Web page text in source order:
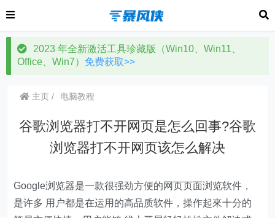
2023 年全新激活工具珍藏版（Win10、Win11、
Office、Win7） 免费获取>>
主页 电脑教程
谷歌浏览器打不开网页是怎么回事?谷歌
浏览器打不开网页该怎么解决
Google浏览器是一款很强劲方便的网页页面浏览软件，
是许多 用户都是在运用的高品质软件，操作起來十分的